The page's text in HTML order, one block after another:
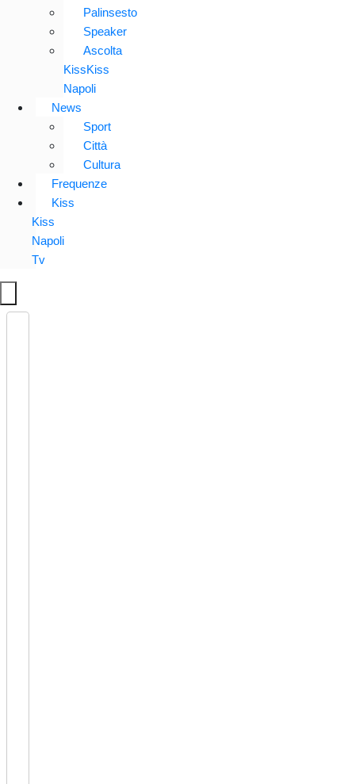
Palinsesto
Speaker
Ascolta
KissKiss
Napoli
News
Sport
Città
Cultura
Frequenze
Kiss
Kiss
Napoli
Tv